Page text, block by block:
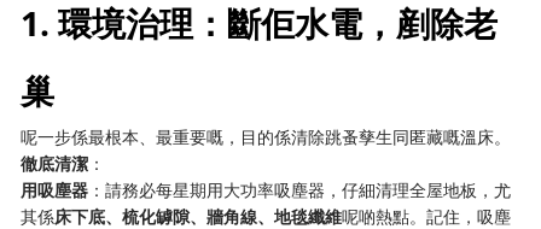
1. 環境治理：斷佢水電，剷除老
巢
呢一步係最根本、最重要嘅，目的係清除跳蚤孳生同匿藏嘅溫床。
徹底清潔 ：
用吸塵器 ：請務必每星期用大功率吸塵器，仔細清理全屋地板，尤
其係床下底、梳化罅隙、牆角線、地毯纖維呢啲熱點。記住，吸塵